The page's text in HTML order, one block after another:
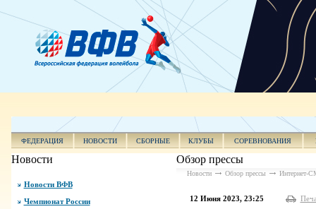
ФЕДЕРАЦИЯ НОВОСТИ СБОРНЫЕ КЛУБЫ СОРЕВНОВАНИЯ
Новости
Новости ВФВ
Чемпионат России
Обзор прессы
Новости Обзор прессы Интернет-
12 Июня 2023, 23:25